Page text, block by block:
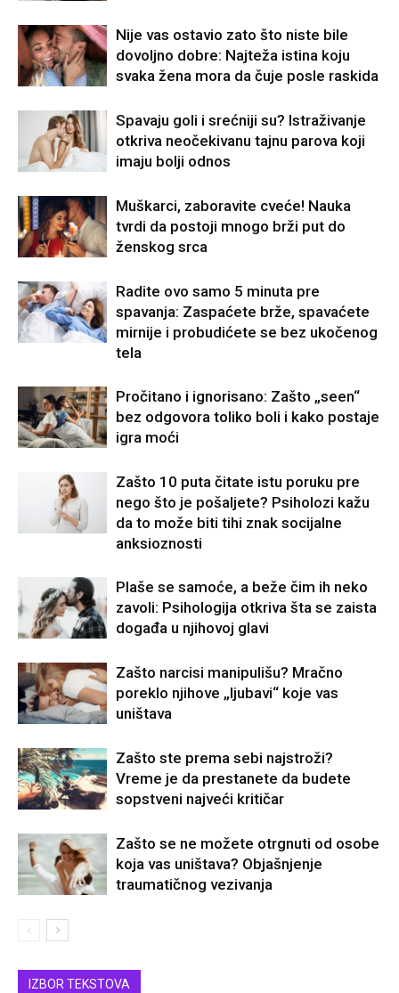
Nije vas ostavio zato što niste bile
dovoljno dobre: Najteža istina koju
svaka žena mora da čuje posle raskida
Spavaju goli i srećniji su? Istraživanje
otkriva neočekivanu tajnu parova koji
imaju bolji odnos
Muškarci, zaboravite cveće! Nauka
tvrdi da postoji mnogo brži put do
ženskog srca
Radite ovo samo 5 minuta pre
spavanja: Zaspaćete brže, spavaćete
mirnije i probudićete se bez ukočenog
tela
Pročitano i ignorisano: Zašto „seen“
bez odgovora toliko boli i kako postaje
igra moći
Zašto 10 puta čitate istu poruku pre
nego što je pošaljete? Psiholozi kažu
da to može biti tihi znak socijalne
anksioznosti
Plaše se samoće, a beže čim ih neko
zavoli: Psihologija otkriva šta se zaista
događa u njihovoj glavi
Zašto narcisi manipulišu? Mračno
poreklo njihove „ljubavi“ koje vas
uništava
Zašto ste prema sebi najstroži?
Vreme je da prestanete da budete
sopstveni najveći kritičar
Zašto se ne možete otrgnuti od osobe
koja vas uništava? Objašnjenje
traumatičnog vezivanja
IZBOR TEKSTOVA